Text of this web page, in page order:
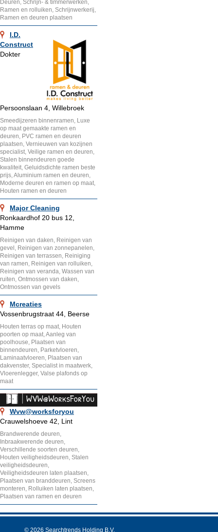
Deuren, Schrijn- & timmerwerken,
Ramen en rolluiken, Schrijnwerkerij,
Ramen en deuren plaatsen
I.D.
Construct
Dokter
Persoonslaan 4, Willebroek
Smeedijzeren binnenramen, Luxe
op maat gemaakte ramen en
deuren, PVC ramen en deuren
plaatsen, Vernieuwen van kozijnen
specialist, Veilige ramen en deuren,
Stalen binnendeuren goede
kwaliteit, Geluidsdichte ramen beste
prijs, Aluminium ramen en deuren,
Moderne deuren en ramen op maat,
Houten ramen en deuren
Major Cleaning
Ronkaardhof 20 bus 12,
Hamme
Reinigen van daken, Reinigen van
gevel, Reinigen van zonnepanelen,
Reinigen van terrassen, Reiniging
van ramen, Reinigen van rolluiken,
Reinigen van veranda, Wassen van
ruiten, Ontmossen van daken,
Ontmossen van gevels
Mcreaties
Vossenbrugstraat 44, Beerse
Houten terras op maat, Houten
poorten op maat, Aanleg van
poolhouse, Plaatsen van
binnendeuren, Parketvloeren,
Laminaatvloeren, Plaatsen van
dakvenster, Specialist in maatwerk,
Vloerenlegger, Valse plafonds op
maat
Wvw@worksforyou
Crauwelshoeve 42, Lint
Brandwerende deuren,
Inbraakwerende deuren,
Verschillende soorten deuren,
Houten veiligheidsdeuren, Stalen
veiligheidsdeuren,
Veiligheidsdeuren laten plaatsen,
Plaatsen van branddeuren, Screens
monteren, Rolluiken laten plaatsen,
Plaatsen van ramen en deuren
© 2026 Searchtrends Holding B.V.